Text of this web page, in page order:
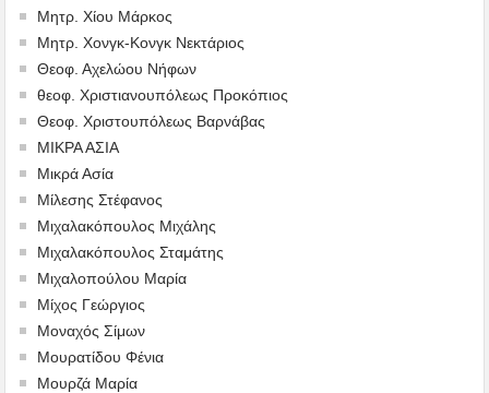
Μητρ. Χίου Μάρκος
Μητρ. Χονγκ-Κονγκ Νεκτάριος
Θεοφ. Αχελώου Νήφων
θεοφ. Χριστιανουπόλεως Προκόπιος
Θεοφ. Χριστουπόλεως Βαρνάβας
ΜΙΚΡΑ ΑΣΙΑ
Μικρά Ασία
Μίλεσης Στέφανος
Μιχαλακόπουλος Μιχάλης
Μιχαλακόπουλος Σταμάτης
Μιχαλοπούλου Μαρία
Μίχος Γεώργιος
Μοναχός Σίμων
Μουρατίδου Φένια
Μουρζά Μαρία